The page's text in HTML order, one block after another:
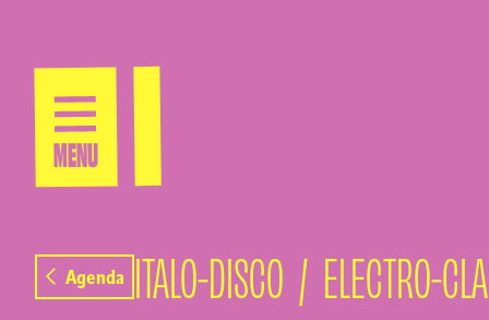
MENU
Agenda ITALO-DISCO / ELECTRO-
MENU